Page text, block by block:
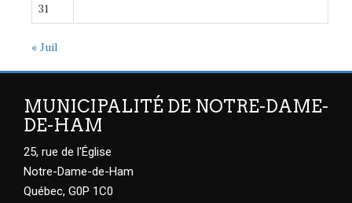
31
« Juil
MUNICIPALITÉ DE NOTRE-DAME-
DE-HAM
25, rue de l'Église
Notre-Dame-de-Ham
Québec, G0P 1C0